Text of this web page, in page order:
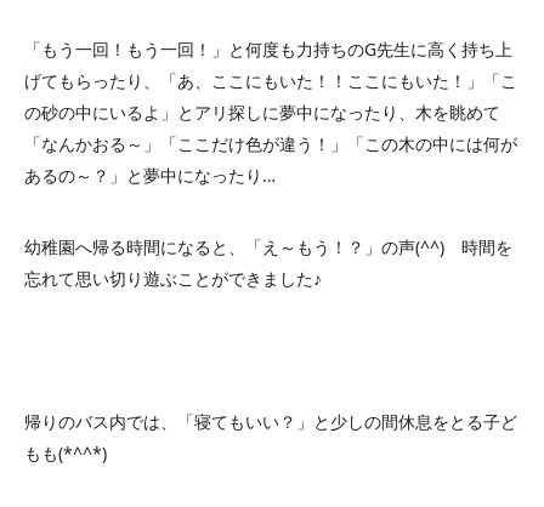
「もう一回！もう一回！」と何度も力持ちのG先生に高く持ち上
げてもらったり、「あ、ここにもいた！！ここにもいた！」「こ
の砂の中にいるよ」とアリ探しに夢中になったり、木を眺めて
「なんかおる～」「ここだけ色が違う！」「この木の中には何が
あるの～？」と夢中になったり…
幼稚園へ帰る時間になると、「え～もう！？」の声(^^) 時間を
忘れて思い切り遊ぶことができました♪
帰りのバス内では、「寝てもいい？」と少しの間休息をとる子ど
もも(*^^*)